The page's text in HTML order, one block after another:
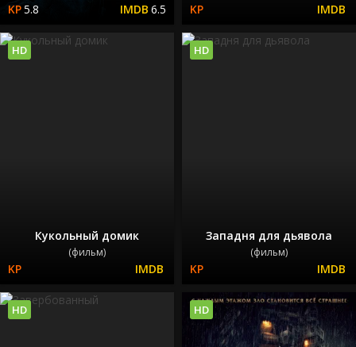
5.8 6.5
Кукольный домик
(фильм)
HD
Западня для дьявола
(фильм)
HD
HD HD